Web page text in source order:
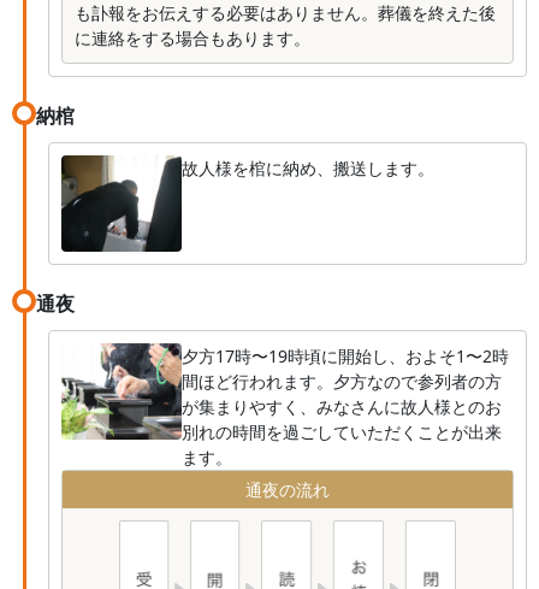
も訃報をお伝えする必要はありません。葬儀を終えた後
に連絡をする場合もあります。
納棺
故人様を棺に納め、搬送します。
通夜
夕方17時〜19時頃に開始し、およそ1〜2時
間ほど行われます。夕方なので参列者の方
が集まりやすく、みなさんに故人様とのお
別れの時間を過ごしていただくことが出来
ます。
通夜の流れ